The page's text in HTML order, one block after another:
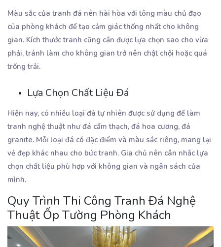
Màu sắc của tranh đá nên hài hòa với tông màu chủ đạo
của phòng khách để tạo cảm giác thống nhất cho không
gian. Kích thước tranh cũng cần được lựa chọn sao cho vừa
phải, tránh làm cho không gian trở nên chật chội hoặc quá
trống trải.
Lựa Chọn Chất Liệu Đá
Hiện nay, có nhiều loại đá tự nhiên được sử dụng để làm
tranh nghệ thuật như đá cẩm thạch, đá hoa cương, đá
granite. Mỗi loại đá có đặc điểm và màu sắc riêng, mang lại
vẻ đẹp khác nhau cho bức tranh. Gia chủ nên cân nhắc lựa
chọn chất liệu phù hợp với không gian và ngân sách của
mình.
Quy Trình Thi Công Tranh Đá Nghệ
Thuật Ốp Tường Phòng Khách